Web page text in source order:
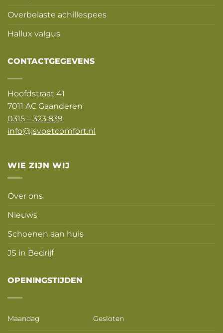
Overbelaste achillespees
Hallux valgus
CONTACTGEGEVENS
Hoofdstraat 41
7011 AC Gaanderen
0315 – 323 839
info@jsvoetcomfort.nl
WIE ZIJN WIJ
Over ons
Nieuws
Schoenen aan huis
JS in Bedrijf
OPENINGSTIJDEN
Maandag Gesloten